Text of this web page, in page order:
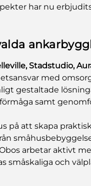
har nu
Stadstudio,
med
gestaltade
samt
på att skapa
arbetar aktivt
småskaliga och